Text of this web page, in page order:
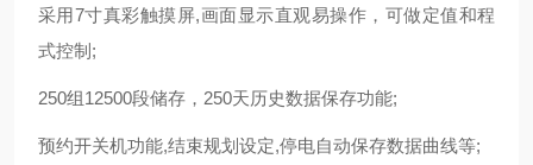
采用7寸真彩触摸屏,画面显示直观易操作，可做定值和程
式控制;
250组12500段储存，250天历史数据保存功能;
预约开关机功能,结束规划设定,停电自动保存数据曲线等;